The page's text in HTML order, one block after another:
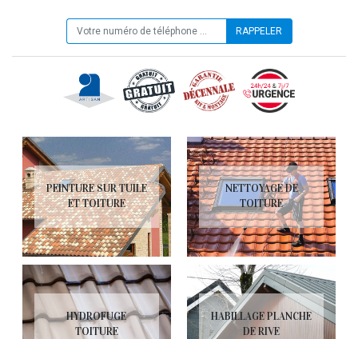
PEINTURE SUR TUILE
ET TOITURE
NETTOYAGE DE
TOITURE
HYDROFUGE
TOITURE
HABILLAGE PLANCHE
DE RIVE